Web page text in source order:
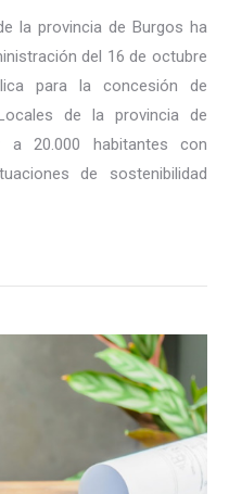
la provincia de Burgos ha
del 16 de octubre
para la concesión de
de la provincia de
a 20.000 habitantes con
de sostenibilidad